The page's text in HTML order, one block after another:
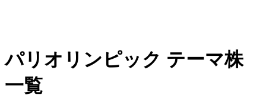
パリオリンピック テーマ株
一覧